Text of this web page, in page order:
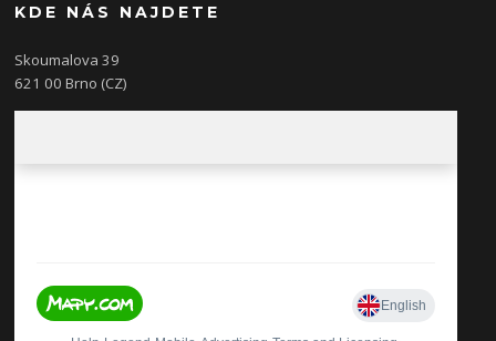
KDE NÁS NAJDETE
Skoumalova 39
621 00 Brno (CZ)